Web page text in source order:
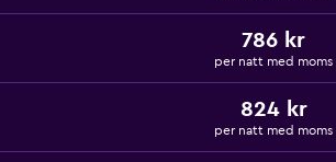
786 kr
per natt med moms
824 kr
per natt med moms